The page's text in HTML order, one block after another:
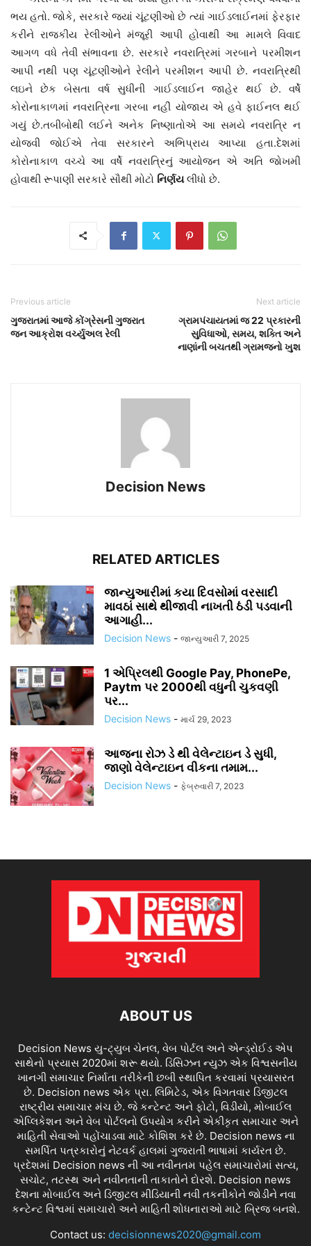
ભય હતો. જોકે, સરકારે જ્યાં ચૂંટણીઓ છે ત્યાં ગાઈડલાઈનમાં ફેરફાર
કરીને રાજકીય રેલીઓને મંજૂરી આપી હોવાથી આ મામલે વિવાદ
આગળ વધે તેવી સંભાવના છે. સરકારે નવરાત્રિમાં ગરબાને પરમીશન
આપી નથી પણ ચૂંટણીઓને રેલીને પરમીશન આપી છે. નવરાત્રિથી
લઇને છેક બેસતા વર્ષ સુધીની ગાઈડલાઈન જાહેર થઈ છે. વર્ષે
કોરોનાકાળમાં નવરાત્રિના ગરબા નહીં યોજાય એ હવે ફાઈનલ થઈ
ગયું છે.તબીબોથી લઈને અનેક નિષ્ણાતોએ આ સમયે નવરાત્રિ ન
યોજવી જોઈએ તેવા સરકારને અભિપ્રાય આપ્યા હતા.દેશમાં
કોરોનાકાળ વચ્ચે આ વર્ષે નવરાત્રિનું આયોજન એ અતિ જોખમી
હોવાથી રૂપાણી સરકારે સૌથી મોટો નિર્ણયલીધો છે.
Previous article
ગુજરાતમાં આજે કોંગ્રેસની ગુજરાત
જન આક્રોશ વર્ચ્યુઅલ રેલી
Next article
ગ્રામપંચાયતમાં જ 22 પ્રકારની
સુવિધાઓ, સમય, શક્તિ અને
નાણાંની બચતથી ગ્રામજનો ખુશ
Decision News
RELATED ARTICLES
જાન્યુઆરીમાં કયા દિવસોમાં વરસાદી
માવઠાં સાથે થીજાવી નાખતી ઠંડી પડવાની
આગાહી...
Decision News - જાન્યુઆરી 7, 2025
1 એપ્રિલથી Google Pay, PhonePe,
Paytm પર 2000થી વધુની ચુકવણી
પર...
Decision News - માર્ચ 29, 2023
આજના રોઝ ડે થી વેલેન્ટાઇન ડે સુધી,
જાણો વેલેન્ટાઇન વીકના તમામ...
Decision News - ફેબ્રુવારી 7, 2023
ABOUT US
Decision News યુ-ટ્યુબ ચેનલ, વેબ પોર્ટલ અને એન્ડ્રોઈડ એપ
સાથેનો પ્રયાસ 2020માં શરૂ થયો. ડિસિઝન ન્યુઝ એક વિશ્વસનીય
ખાનગી સમાચાર નિર્માતા તરીકેની છબી સ્થાપિત કરવામાં પ્રયાસરત
છે. Decision news એક પ્રા. લિમિટેડ, એક વિગતવાર ડિજીટલ
રાષ્ટ્રીય સમાચાર મંચ છે. જે કન્ટેન્ટ અને ફોટો, વિડીયો, મોબાઈલ
એપ્લિકેશન અને વેબ પોર્ટલનો ઉપયોગ કરીને એકીકૃત સમાચાર અને
માહિતી સેવાઓ પહોંચાડવા માટે કોશિશ કરે છે. Decision news ના
સમર્પિત પત્રકારોનું નેટવર્ક હાલમાં ગુજરાતી ભાષામાં કાર્યરત છે.
પ્રદેશમાં Decision news ની આ નવીનતમ પહેલ સમાચારોમાં સત્ય,
સચોટ, તટસ્થ અને નવીનતાની તાકાતોને દોરશે. Decision news
દેશના મોબાઈલ અને ડિજીટલ મીડિયાની નવી તકનીકોને જોડીને નવા
કન્ટેન્ટ વિશ્વમાં સમાચારો અને માહિતી શોધનારાઓ માટે બ્રિજ બનશે.
Contact us: decisionnews2020@gmail.com